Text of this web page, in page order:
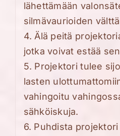
lähettämään
silmävaurioiden
4. Älä peitä
jotka voivat estää
5. Projektori tulee
lasten
vahingoitu
sähköiskuja.
6. Puhdista